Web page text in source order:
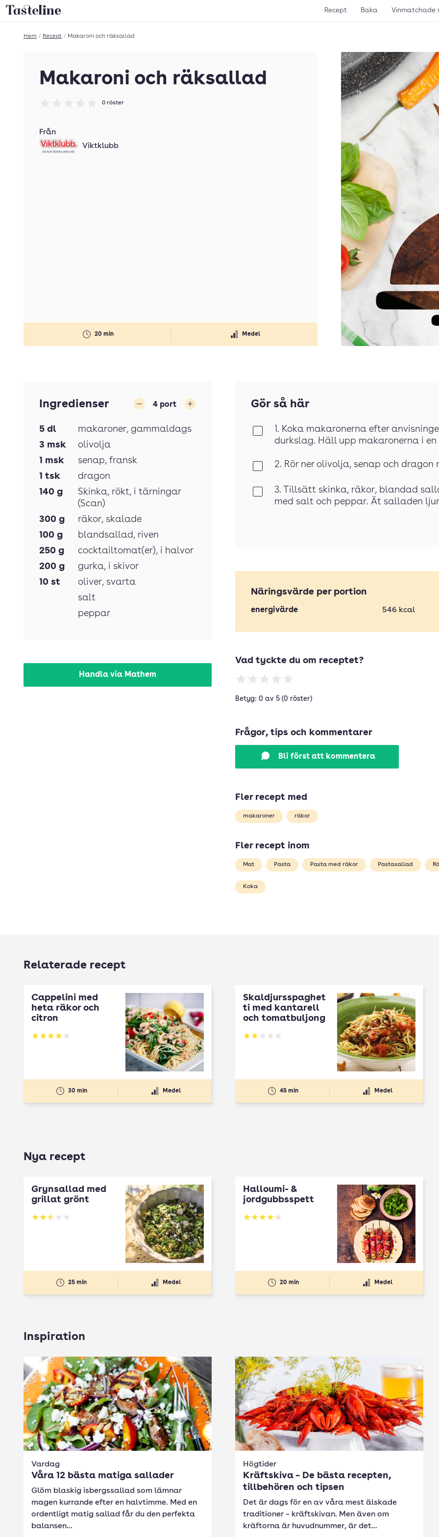
Till Tastelines startsida Recept Baka Vinmatchade
Hem / Recept / Makaroni och räksallad
Makaroni och räksallad
0 röster
20 min Medel
Från
Viktklubb
Ingredienser 4 port
5 dl makaroner, gammaldags
3 msk
olivolja
1 msk senap, fransk
1 tsk
dragon
140 g Skinka, rökt, i tärningar
(Scan)
300 g räkor, skalade
100 g blandsallad, riven
250 g cocktailtomat(er), i halvor
200 g gurka, i skivor
10 st oliver, svarta
salt
peppar
Handla via Mathem
Gör så här
1. Koka makaronerna efter
durkslag. Häll upp makaronerna i en
2. Rör ner olivolja, senap och
3. Tillsätt skinka, räkor, blandad
med salt och peppar. Ät salladen
Näringsvärde per portion
energivärde 546 kcal
Vad tyckte du om receptet?
Betyg: 0 av 5 (0 röster)
Frågor, tips och kommentarer
Bli först att kommentera
Fler recept med
makaroner räkor
Fler recept inom
Mat Pasta Pasta med räkor Pastasallad
Koka
Relaterade recept
Cappelini med
heta räkor och
citron
Betyg: 3.81 av 5
30 min Medel
Skaldjursspaghet
ti med kantarell
och tomatbuljong
Betyg: 2 av 5
45 min Medel
Nya recept
Grynsallad med
grillat grönt
Betyg: 2.5 av 5
25 min Medel
Halloumi- &
jordgubbsspett
Betyg: 4.3 av 5
20 min Medel
Inspiration
Vardag
Våra 12 bästa matiga sallader
Glöm blaskig isbergssallad som lämnar
magen kurrande efter en halvtimme. Med en
ordentligt matig sallad får du den perfekta
balansen...
Högtider
Kräftskiva – De bästa recepten,
tillbehören och tipsen
Det är dags för en av våra mest älskade
traditioner – kräftskivan. Men även om
kräftorna är huvudnummer, är det...